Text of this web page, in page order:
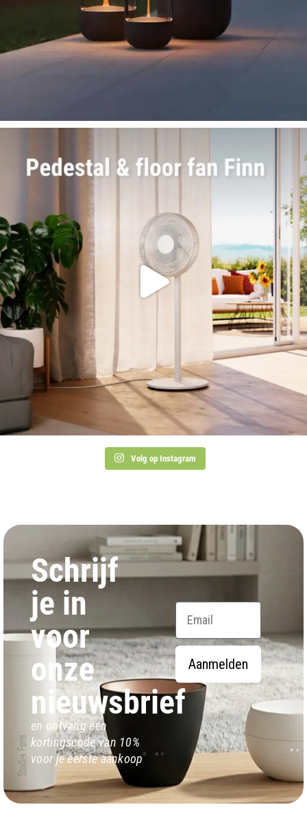
Volg op Instagram
Schrijf
je in
voor
onze
nieuwsbrief
en ontvang een
kortingscode van 10%
voor je eerste aankoop
Email
Aanmelden